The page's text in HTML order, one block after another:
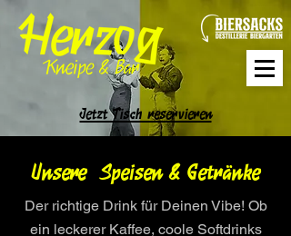
Jetzt Tisch reservieren
Unsere Speisen & Getränke
Der richtige Drink für Deinen Vibe! Ob
ein leckerer Kaffee, coole Softdrinks